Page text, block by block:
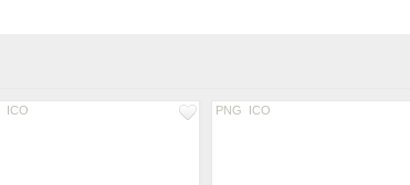
ICO PNG ICO